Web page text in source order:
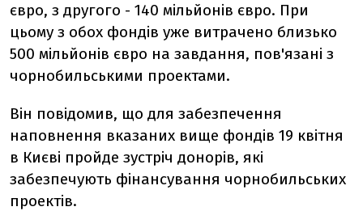
євро, з другого - 140 мільйонів євро. При
цьому з обох фондів уже витрачено близько
500 мільйонів євро на завдання, пов'язані з
чорнобильськими проектами.
Він повідомив, що для забезпечення
наповнення вказаних вище фондів 19 квітня
в Києві пройде зустріч донорів, які
забезпечують фінансування чорнобильських
проектів.